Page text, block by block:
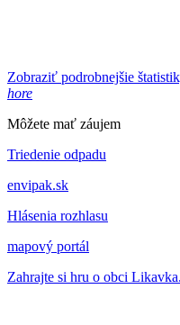
Zobraziť podrobnejšie
hore
Môžete mať záujem
Triedenie odpadu
envipak.sk
Hlásenia rozhlasu
mapový portál
Zahrajte si hru o obci Likavka.